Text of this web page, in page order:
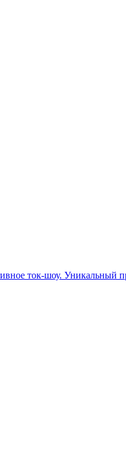
ток-шоу. Уникальный